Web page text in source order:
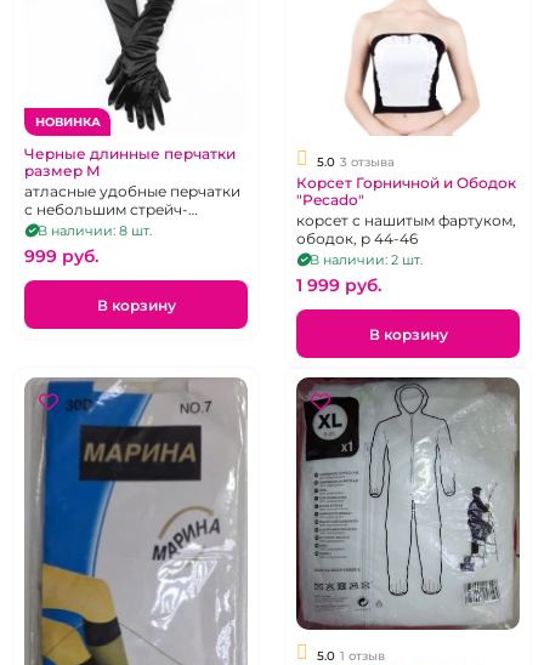
НОВИНКА
Черные длинные перчатки
размер М
атласные удобные перчатки
с небольшим стрейч-
эффектом
В наличии: 8 шт.
999 pуб.
В корзину
5.0 3 отзыва
Корсет Горничной и Ободок
"Pecado"
корсет с нашитым фартуком,
ободок, р 44-46
В наличии: 2 шт.
1 999 pуб.
В корзину
5.0 1 отзыв